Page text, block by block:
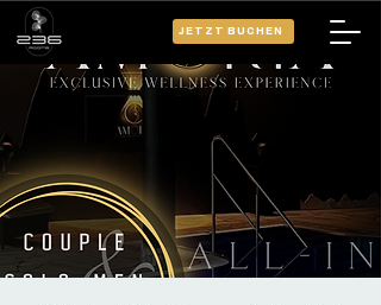
JETZT BUCHEN